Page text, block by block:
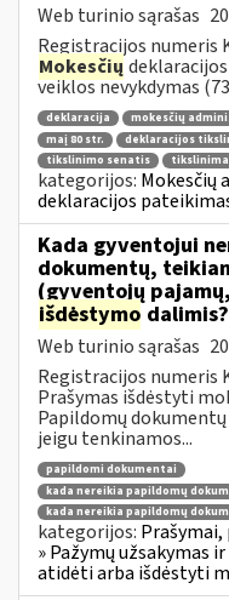
Web turinio sąrašas
Registracijos numeris
Mokesčių
veiklos nevykdymas
deklaracija mokesčių
maį 80 str.
deklaracijos
tikslinimo senatis
kategorijos: Mokesčių
deklaracijos
Kada gyventojui
dokumentų,
(gyventojų
išdėstymo dalimis?
Web turinio sąrašas
Registracijos numeris
Prašymas išdėstyti
Papildomų
jeigu tenkinamos...
papildomi dokumentai
kada nereikia papildomų
kada nereikia papildomų
kategorijos:
» Pažymų užsakymas
atidėti arba išdėstyti